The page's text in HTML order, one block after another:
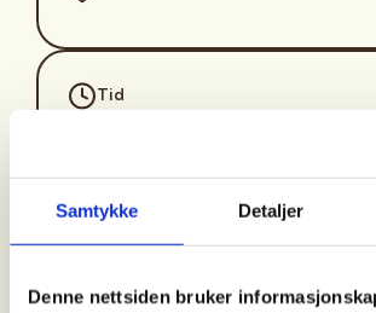
Samtykke Detaljer
Denne nettsiden bruker
Tid
Kl. 07.00 - 20.00